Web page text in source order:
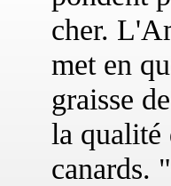
cher.
met en
graisse
la qualité
canards.